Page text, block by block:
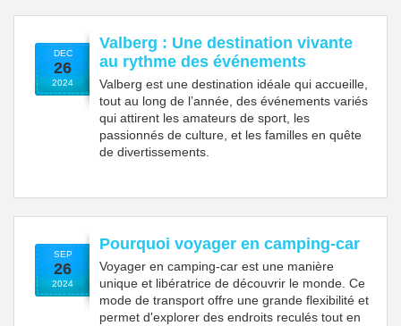
DEC
26
2024
Valberg : Une destination vivante
au rythme des événements
Valberg est une destination idéale qui accueille,
tout au long de l’année, des événements variés
qui attirent les amateurs de sport, les
passionnés de culture, et les familles en quête
de divertissements.
SEP
26
2024
Pourquoi voyager en camping-car
Voyager en camping-car est une manière
unique et libératrice de découvrir le monde. Ce
mode de transport offre une grande flexibilité et
permet d'explorer des endroits reculés tout en